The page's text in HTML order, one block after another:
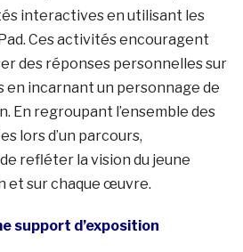
interactives en utilisant les
Ces activités encouragent
des réponses personnelles sur
en incarnant un personnage de
En regroupant l’ensemble des
lors d’un parcours,
refléter la vision du jeune
et sur chaque œuvre.
support d’exposition